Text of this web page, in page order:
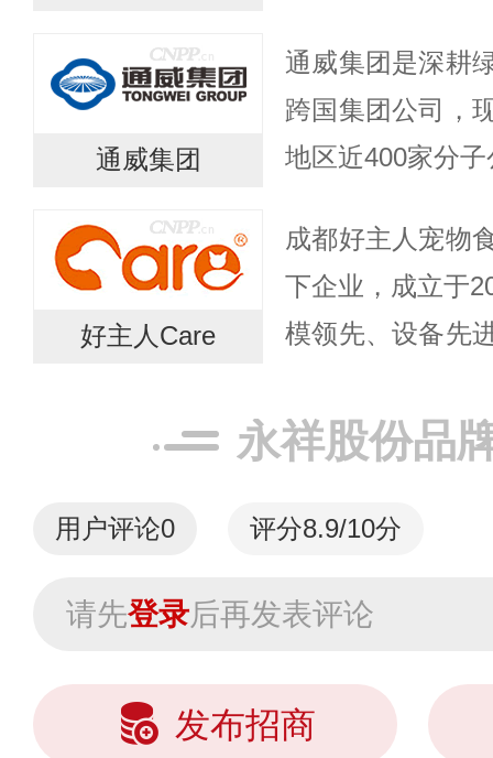
品加工企业；涉
域，致力于为...
通威集团
通威集团是深耕
跨国集团公司，
地区近400家分
界500强企业。
更...
好主人Care
成都好主人宠物
下企业，成立于
模领先、设备先
国宠物食品标准
永祥股份品
用户评论0 评分8.9/10分
请先登录后再发表评论
发布招商